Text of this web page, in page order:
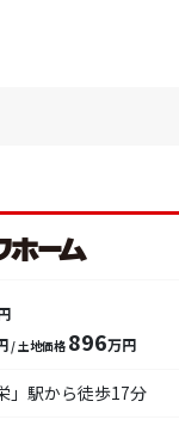
/ 土地価格 896万円
」駅から徒歩17分